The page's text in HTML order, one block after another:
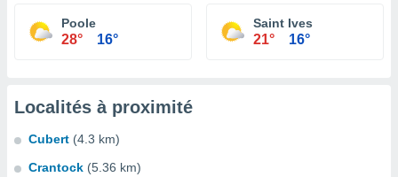
Poole
28° 16°
Saint Ives
21° 16°
Localités à proximité
Cubert (4.3 km)
Crantock (5.36 km)